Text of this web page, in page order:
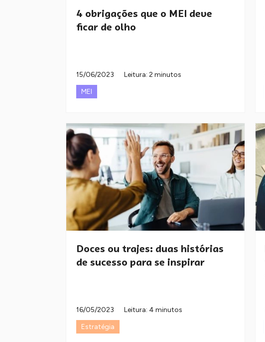
4 obrigações que o MEI deve
ficar de olho
15/06/2023
Leitura: 2 minutos
MEI
Doces ou trajes: duas histórias
de sucesso para se inspirar
16/05/2023
Leitura: 4 minutos
Estratégia